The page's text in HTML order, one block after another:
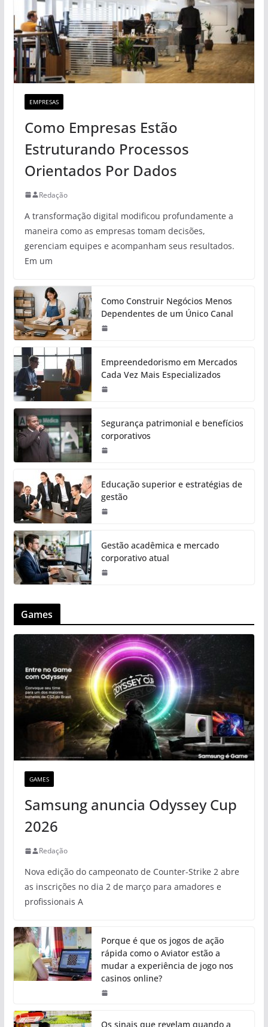
EMPRESAS
Como Empresas Estão
Estruturando Processos
Orientados Por Dados
Redação
A transformação digital modificou profundamente a
maneira como as empresas tomam decisões,
gerenciam equipes e acompanham seus resultados.
Em um
Como Construir Negócios Menos
Dependentes de um Único Canal
Empreendedorismo em Mercados
Cada Vez Mais Especializados
Segurança patrimonial e benefícios
corporativos
Educação superior e estratégias de
gestão
Gestão acadêmica e mercado
corporativo atual
Games
GAMES
Samsung anuncia Odyssey Cup
2026
Redação
Nova edição do campeonato de Counter-Strike 2 abre
as inscrições no dia 2 de março para amadores e
profissionais A
Porque é que os jogos de ação
rápida como o Aviator estão a
mudar a experiência de jogo nos
casinos online?
Os sinais que revelam quando a